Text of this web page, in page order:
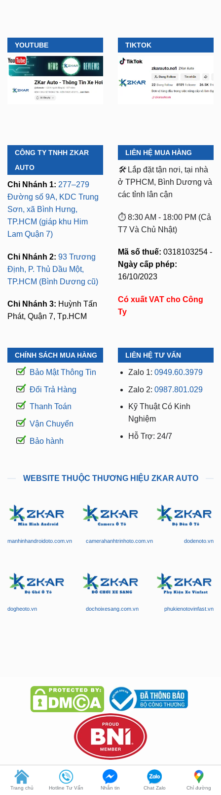
YOUTUBE TIKTOK
CÔNG TY TNHH ZKAR
AUTO
Chi Nhánh 1: 277–279
Đường số 9A, KDC Trung
Sơn, xã Bình Hưng,
TP.HCM (giáp khu Him
Lam Quận 7)
Chi Nhánh 2: 93 Trương
Định, P. Thủ Dầu Một,
TP.HCM (Bình Dương cũ)
Chi Nhánh 3: Huỳnh Tấn
Phát, Quận 7, Tp.HCM
LIÊN HỆ MUA HÀNG
🛠️ Lắp đặt tận nơi, tại nhà
ở TPHCM, Bình Dương và
các tỉnh lân cận
⏱️ 8:30 AM - 18:00 PM (Cả
T7 Và Chủ Nhật)
Mã số thuế: 0318103254 -
Ngày cấp phép:
16/10/2023
Có xuất VAT cho Công
Ty
CHÍNH SÁCH MUA HÀNG
Bảo Mật Thông Tin
Đổi Trả Hàng
Thanh Toán
Vận Chuyển
Bảo hành
LIÊN HỆ TƯ VẤN
Zalo 1: 0949.60.3979
Zalo 2: 0987.801.029
Kỹ Thuật Có Kinh
Nghiệm
Hỗ Trợ: 24/7
WEBSITE THUỘC THƯƠNG HIỆU ZKAR AUTO
manhinhandroidoto.com.vn camerahanhtrinhoto.com.vn dodenoto.vn
dogheoto.vn dochoixesang.com.vn phukienotovinfast.vn
Chúng tôi chuyên nghiệp trong phục vụ, có phục vụ tận nơi. Tận tình
tư vấn, bảo hành nghiêm túc và giá thành phải chăng!
Trang chủ Hotline Tư Vấn Nhắn tin Chat Zalo Chỉ đường